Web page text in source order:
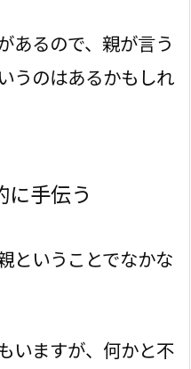
あるので、親が言う
うのはあるかもしれ
に手伝う
ということでなかな
いますが、何かと不